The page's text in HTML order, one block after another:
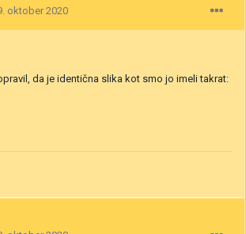
oktober 2020
da je identična slika kot smo jo imeli takrat: